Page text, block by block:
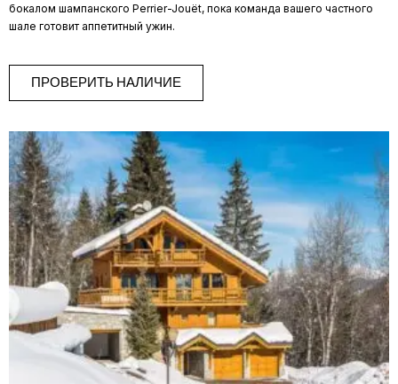
бокалом шампанского Perrier-Jouët, пока команда вашего частного
шале готовит аппетитный ужин.
ПРОВЕРИТЬ НАЛИЧИЕ